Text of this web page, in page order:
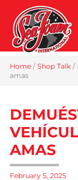
content
Home / Shop Talk /
amas
AMAS
February 5, 2025